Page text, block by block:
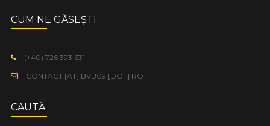
CUM NE GĂSEȘTI
(+40) 726 393 631
CONTACT [AT] BVB09 [DOT] RO
CAUTĂ